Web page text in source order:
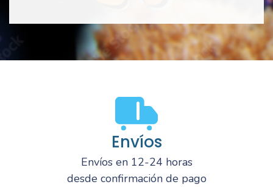
Envíos
Envíos en 12-24 horas
desde confirmación de pago